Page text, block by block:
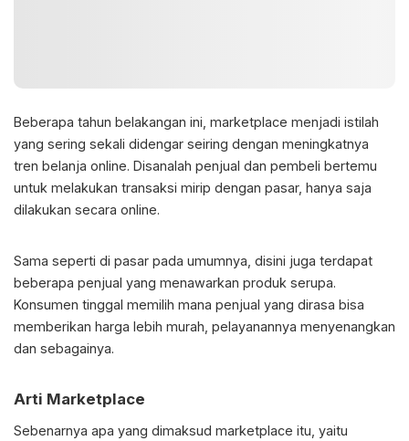
Beberapa tahun belakangan ini, marketplace menjadi istilah
yang sering sekali didengar seiring dengan meningkatnya
tren belanja online. Disanalah penjual dan pembeli bertemu
untuk melakukan transaksi mirip dengan pasar, hanya saja
dilakukan secara online.
Sama seperti di pasar pada umumnya, disini juga terdapat
beberapa penjual yang menawarkan produk serupa.
Konsumen tinggal memilih mana penjual yang dirasa bisa
memberikan harga lebih murah, pelayanannya menyenangkan
dan sebagainya.
Arti Marketplace
Sebenarnya apa yang dimaksud marketplace itu, yaitu